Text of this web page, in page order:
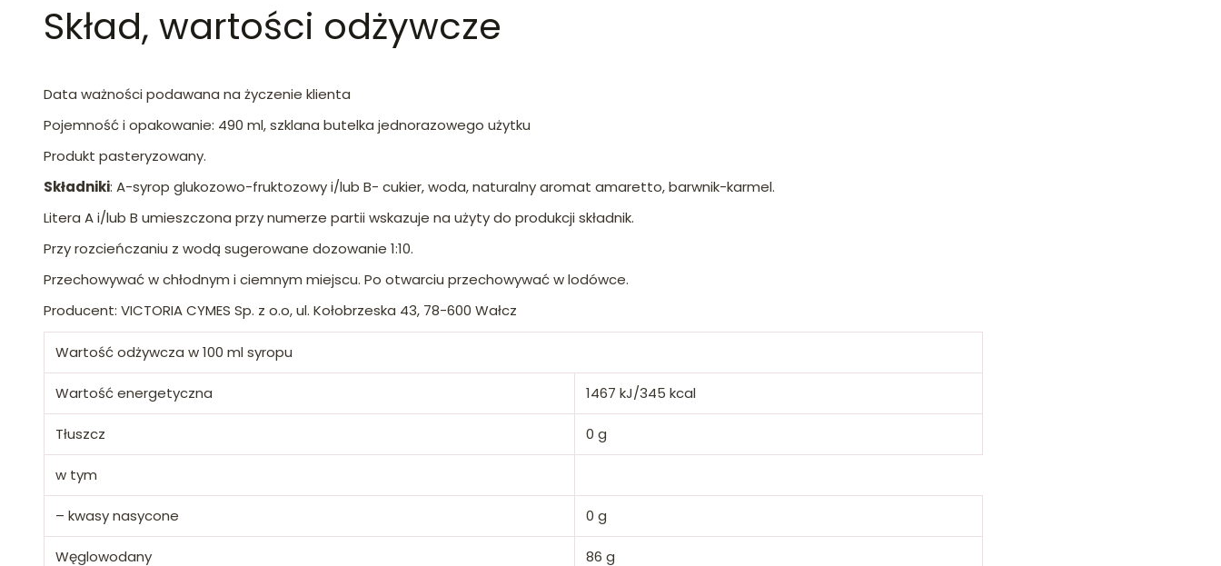
Skład, wartości odżywcze
Data ważności podawana na życzenie klienta
Pojemność i opakowanie: 490 ml, szklana butelka jednorazowego użytku
Produkt pasteryzowany.
Składniki: A-syrop glukozowo-fruktozowy i/lub B- cukier, woda, naturalny aromat amaretto, barwnik-karmel.
Litera A i/lub B umieszczona przy numerze partii wskazuje na użyty do produkcji składnik.
Przy rozcieńczaniu z wodą sugerowane dozowanie 1:10.
Przechowywać w chłodnym i ciemnym miejscu. Po otwarciu przechowywać w lodówce.
Producent: VICTORIA CYMES Sp. z o.o, ul. Kołobrzeska 43, 78-600 Wałcz
Wartość odżywcza w 100 ml syropu
Wartość energetyczna 1467 kJ/345 kcal
Tłuszcz 0 g
w tym
– kwasy nasycone 0 g
Węglowodany 86 g